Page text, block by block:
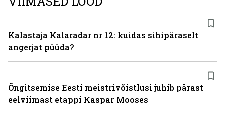
Kalastaja Kalaradar nr 12: kuidas sihipäraselt
angerjat püüda?
Õngitsemise Eesti meistrivõistlusi juhib pärast
eelviimast etappi Kaspar Mooses